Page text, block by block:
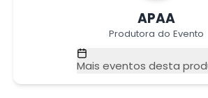
APAA
Produtora do Evento
Mais eventos desta